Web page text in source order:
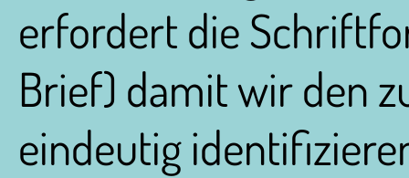
erfordert die
Brief) damit wir den
eindeutig